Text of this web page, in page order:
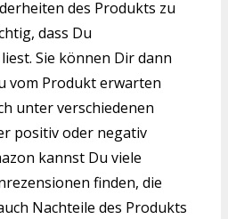
des Produkts zu
dass Du
Sie können Dir dann
vom Produkt erwarten
unter verschiedenen
positiv oder negativ
kannst Du viele
finden, die
Nachteile des Produkts